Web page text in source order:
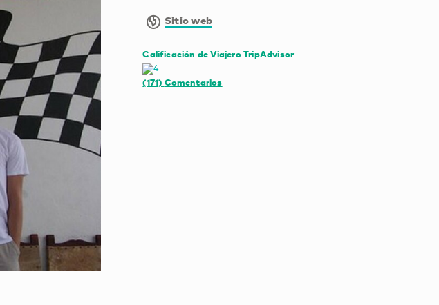
Sitio web
Calificación de Viajero TripAdvisor
(171) Comentarios